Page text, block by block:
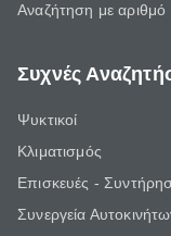
Αναζήτηση με αριθμό
Συχνές
Ψυκτικοί
Κλιματισμός
Επισκευές -
Συνεργεία